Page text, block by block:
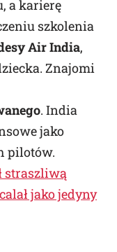
a karierę
szkolenia
Air India,
Znajomi
. India
jako
pilotów.
straszliwą
jako jedyny